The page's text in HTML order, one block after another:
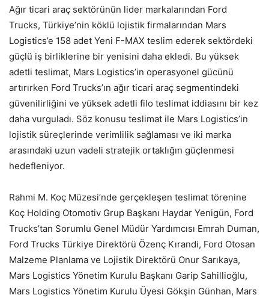
Ağır ticari araç sektörünün lider markalarından Ford
Trucks, Türkiye’nin köklü lojistik firmalarından Mars
Logistics’e 158 adet Yeni F-MAX teslim ederek sektördeki
güçlü iş birliklerine bir yenisini daha ekledi. Bu yüksek
adetli teslimat, Mars Logistics’in operasyonel gücünü
artırırken Ford Trucks’ın ağır ticari araç segmentindeki
güvenilirliğini ve yüksek adetli filo teslimat iddiasını bir kez
daha vurguladı. Söz konusu teslimat ile Mars Logistics’in
lojistik süreçlerinde verimlilik sağlaması ve iki marka
arasındaki uzun vadeli stratejik ortaklığın güçlenmesi
hedefleniyor.
Rahmi M. Koç Müzesi’nde gerçekleşen teslimat törenine
Koç Holding Otomotiv Grup Başkanı Haydar Yenigün, Ford
Trucks’tan Sorumlu Genel Müdür Yardımcısı Emrah Duman,
Ford Trucks Türkiye Direktörü Özenç Kırandi, Ford Otosan
Malzeme Planlama ve Lojistik Direktörü Onur Sarıkaya,
Mars Logistics Yönetim Kurulu Başkanı Garip Sahillioğlu,
Mars Logistics Yönetim Kurulu Üyesi Gökşin Günhan, Mars